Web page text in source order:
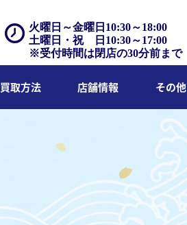
火曜日～金曜日10:30～18:00
土曜日・祝 日10:30～17:00
※受付時間は閉店の30分前まで
買取方法 店舗情報 その他